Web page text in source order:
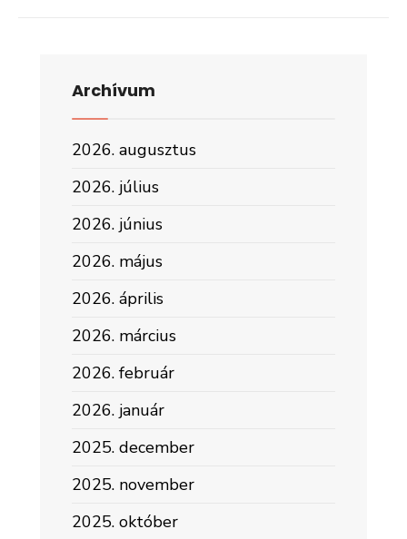
Archívum
2026. augusztus
2026. július
2026. június
2026. május
2026. április
2026. március
2026. február
2026. január
2025. december
2025. november
2025. október